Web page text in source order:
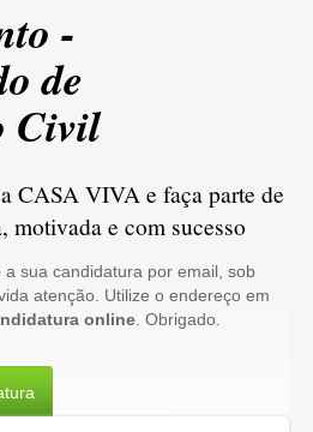
-
de
Civil
CASA VIVA e faça parte de
motivada e com sucesso
a sua candidatura por email, sob
atenção. Utilize o endereço em
online . Obrigado.